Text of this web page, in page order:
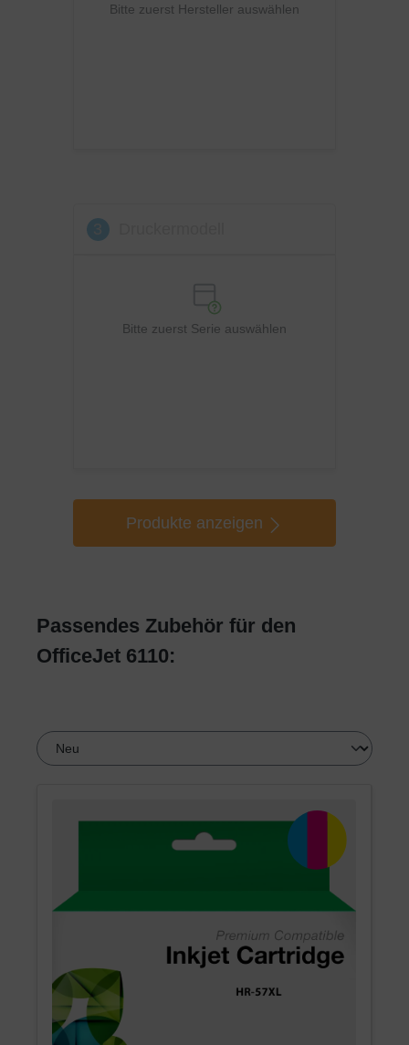
Bitte zuerst Hersteller auswählen
Bitte zuerst Serie auswählen
Produkte anzeigen
Passendes Zubehör für den
OfficeJet 6110: